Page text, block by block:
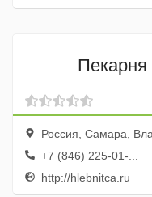
Россия, Самара,
+7 (846) 225-01-...
http://hlebnitca.ru